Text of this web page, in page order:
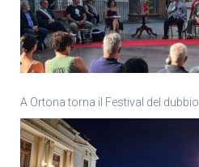
A Ortona torna il Festival del dubbio